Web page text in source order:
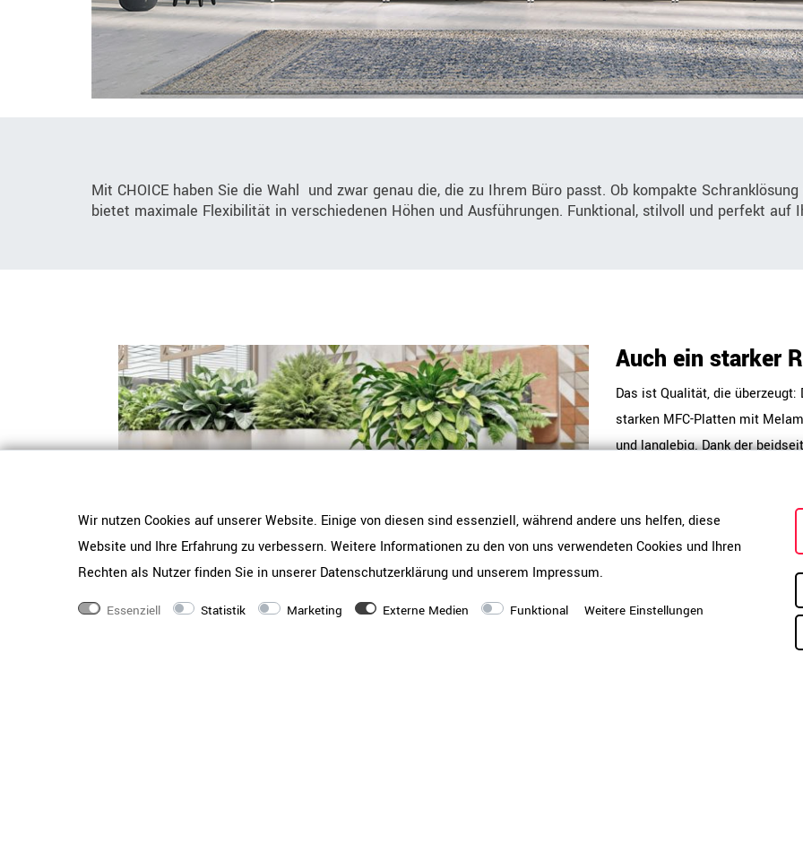
Mit CHOICE haben Sie die Wahl  und zwar genau die, die zu Ihrem Büro passt. Ob kompakte
bietet maximale Flexibilität in verschiedenen Höhen und Ausführungen. Funktional, stilvoll und perfekt auf
Auch ein starker
Das ist Qualität, die
starken MFC-Platten mit
und langlebig. Dank der
Wir nutzen Cookies auf unserer Website. Einige von diesen sind essenziell, während andere uns helfen, diese
Website und Ihre Erfahrung zu verbessern. Weitere Informationen zu den von uns verwendeten Cookies und Ihren
Rechten als Nutzer finden Sie in unserer Daten­schutz­erklärung und unserem Impressum.
Essenziell Statistik Marketing Externe Medien Funktional Weitere Einstellungen